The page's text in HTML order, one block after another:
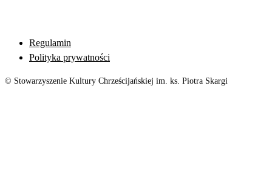
Regulamin
Polityka prywatności
© Stowarzyszenie Kultury Chrześcijańskiej im. ks. Piotra Skargi